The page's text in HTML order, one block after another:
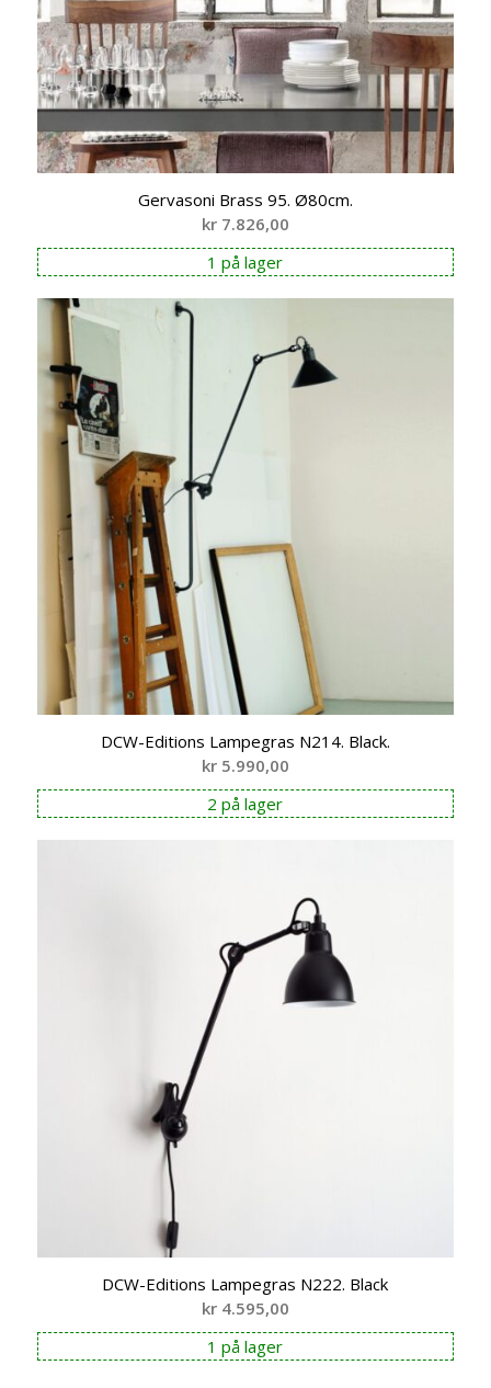
Gervasoni Brass 95. Ø80cm.
kr7.826,00
1 på lager
DCW-Editions Lampegras N214. Black.
kr5.990,00
2 på lager
DCW-Editions Lampegras N222. Black
kr4.595,00
1 på lager